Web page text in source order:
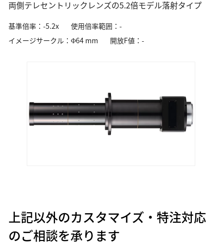
両側テレセントリックレンズの5.2倍モデル落射タイプ
基準倍率：-5.2x
使用倍率範囲：-
イメージサークル：Φ64 mm
開放F値：-
上記以外のカスタマイズ・特注対応
のご相談を承ります